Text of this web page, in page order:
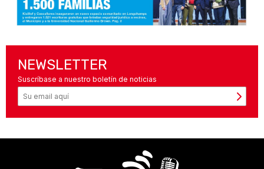
NEWSLETTER
Suscríbase a nuestro boletín de noticias